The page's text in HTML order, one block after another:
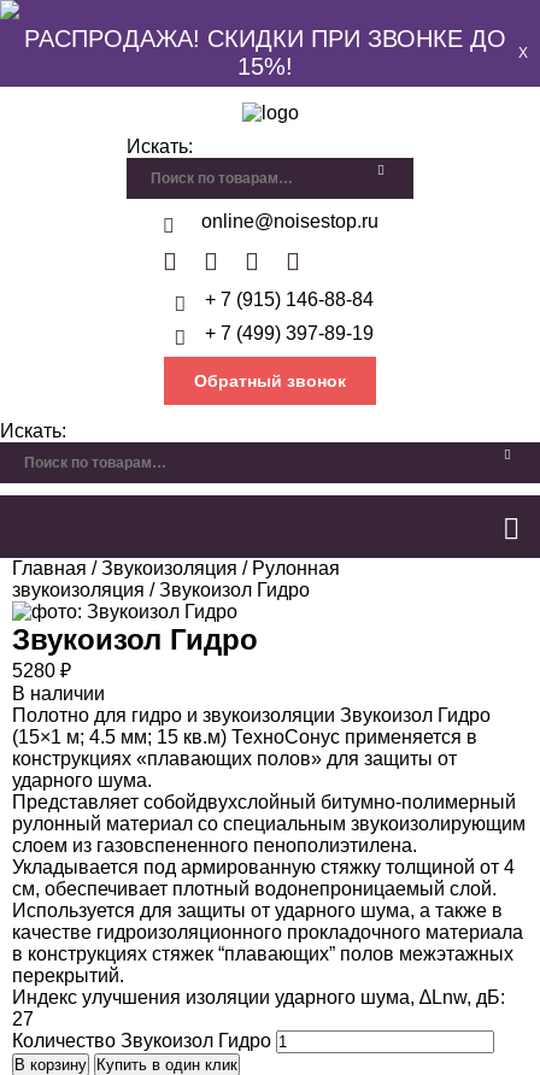
РАСПРОДАЖА! СКИДКИ ПРИ ЗВОНКЕ ДО
15%!
X
Искать:
online@noisestop.ru
+ 7 (915) 146-88-84
+ 7 (499) 397-89-19
Обратный звонок
Искать:
Главная /Звукоизоляция / Рулонная
звукоизоляция / Звукоизол Гидро
Звукоизол Гидро
5280 ₽
В наличии
Полотно для гидро и звукоизоляции Звукоизол Гидро
(15×1 м; 4.5 мм; 15 кв.м) ТехноСонус применяется в
конструкциях «плавающих полов» для защиты от
ударного шума.
Представляет собойдвухслойный битумно-полимерный
рулонный материал со специальным звукоизолирующим
слоем из газовспененного пенополиэтилена.
Укладывается под армированную стяжку толщиной от 4
см, обеспечивает плотный водонепроницаемый слой.
Используется для защиты от ударного шума, а также в
качестве гидроизоляционного прокладочного материала
в конструкциях стяжек “плавающих” полов межэтажных
перекрытий.
Индекс улучшения изоляции ударного шума, ∆Lnw, дБ:
27
Количество Звукоизол Гидро
В корзину Купить в один клик